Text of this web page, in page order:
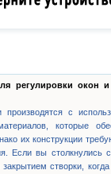
регулировки окон и
с
которые
их конструкции
Если вы столкнулись
створки,